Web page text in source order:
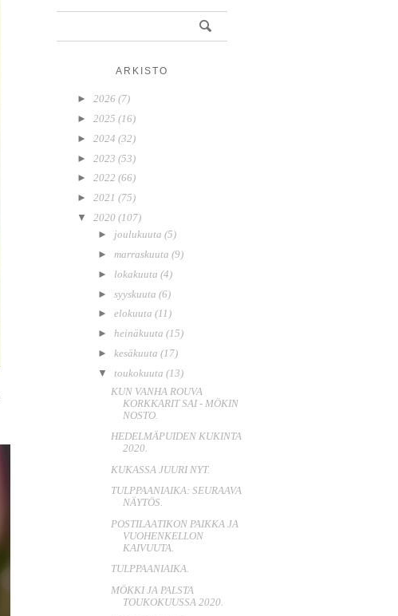
ARKISTO
►2026(7)
►2025(16)
► 2024(32)
► 2023(53)
►2022(66)
►2021(75)
▼
2020(107)
► joulukuuta (5)
► marraskuuta (9)
► lokakuuta (4)
► syyskuuta (6)
► elokuuta (11)
► heinäkuuta (15)
► kesäkuuta (17)
▼
toukokuuta (13)
KUN VANHA ROUVA
KORKKARIT SAI - MÖKIN
NOSTO.
HEDELMÄPUIDEN KUKINTA
2020.
KUKASSA JUURI NYT.
TULPPAANIAIKA: SEURAAVA
NÄYTÖS.
POSTILAATIKON PAIKKA JA
VUOHENKELLON
KAIVUUTA.
TULPPAANIAIKA.
MÖKKI JA PALSTA
TOUKOKUUSSA 2020.